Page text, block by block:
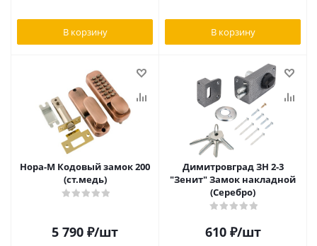
В корзину В корзину
Нора-М Кодовый замок 200
(ст.медь)
5 790 ₽/шт
Димитровград ЗН 2-3
"Зенит" Замок накладной
(Серебро)
610₽/шт